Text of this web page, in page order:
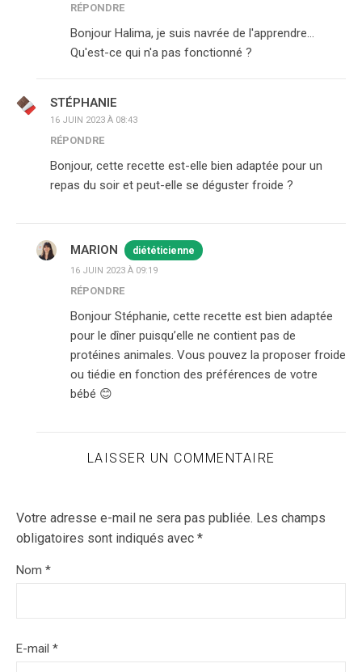
RÉPONDRE
Bonjour Halima, je suis navrée de l'apprendre…
Qu'est-ce qui n'a pas fonctionné ?
STÉPHANIE
16 JUIN 2023 À 08:43
RÉPONDRE
Bonjour, cette recette est-elle bien adaptée pour un
repas du soir et peut-elle se déguster froide ?
MARION diététicienne
16 JUIN 2023 À 09:19
RÉPONDRE
Bonjour Stéphanie, cette recette est bien adaptée
pour le dîner puisqu’elle ne contient pas de
protéines animales. Vous pouvez la proposer froide
ou tiédie en fonction des préférences de votre
bébé 😊
LAISSER UN COMMENTAIRE
Votre adresse e-mail ne sera pas publiée. Les champs
obligatoires sont indiqués avec *
Nom *
E-mail *